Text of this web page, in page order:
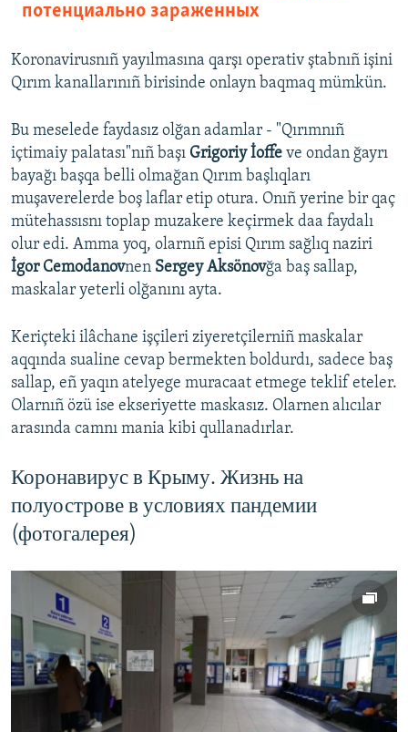
потенциально зараженных
Koronavirusnıñ yayılmasına qarşı operativ ştabnıñ işini
Qırım kanallarınıñ birisinde onlayn baqmaq mümkün.
Bu meselede faydasız olğan adamlar - "Qırımnıñ
içtimaiy palatası"nıñ başı Grigoriy İoffe ve ondan ğayrı
bayağı başqa belli olmağan Qırım başlıqları
muşaverelerde boş laflar etip otura. Onıñ yerine bir qaç
mütehassısnı toplap muzakere keçirmek daa faydalı
olur edi. Amma yoq, olarnıñ episi Qırım sağlıq naziri
İgor Cemodanovnen Sergey Aksönovğa baş sallap,
maskalar yeterli olğanını ayta.
Keriçteki ilâchane işçileri ziyeretçilerniñ maskalar
aqqında sualine cevap bermekten boldurdı, sadece baş
sallap, eñ yaqın atelyege muracaat etmege teklif eteler.
Olarnıñ özü ise ekseriyette maskasız. Olarnen alıcılar
arasında camnı mania kibi qullanadırlar.
Коронавирус в Крыму. Жизнь на
полуострове в условиях пандемии
(фотогалерея)